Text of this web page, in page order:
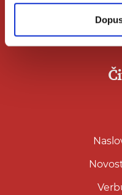
Zahtjev